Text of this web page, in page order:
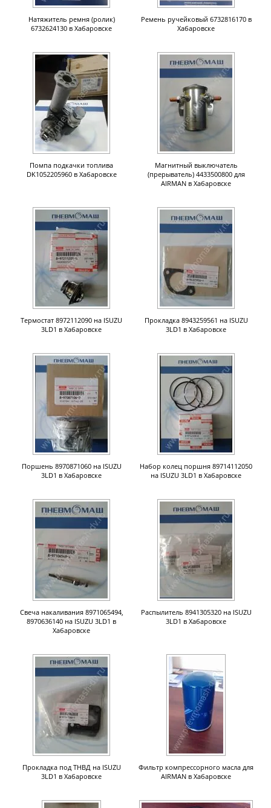
Натяжитель ремня (ролик)
6732624130 в Хабаровске
Ремень ручейковый 6732816170 в
Хабаровске
Помпа подкачки топлива
DK1052205960 в Хабаровске
Магнитный выключатель
(прерыватель) 4433500800 для
AIRMAN в Хабаровске
Термостат 8972112090 на ISUZU
3LD1 в Хабаровске
Прокладка 8943259561 на ISUZU
3LD1 в Хабаровске
Поршень 8970871060 на ISUZU
3LD1 в Хабаровске
Набор колец поршня 89714112050
на ISUZU 3LD1 в Хабаровске
Свеча накаливания 8971065494,
8970636140 на ISUZU 3LD1 в
Хабаровске
Распылитель 8941305320 на ISUZU
3LD1 в Хабаровске
Прокладка под ТНВД на ISUZU
3LD1 в Хабаровске
Фильтр компрессорного масла для
AIRMAN в Хабаровске